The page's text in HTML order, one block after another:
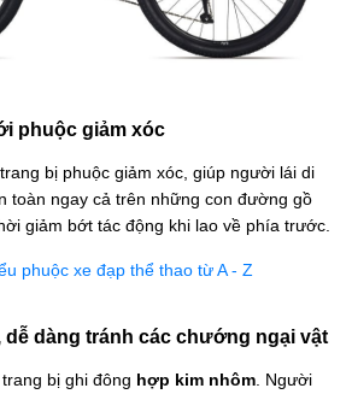
phuộc giảm xóc
bị phuộc giảm xóc, giúp người lái di
toàn ngay cả trên những con đường gồ
giảm bớt tác động khi lao về phía trước.
phuộc xe đạp thể thao từ A - Z
dễ dàng tránh các chướng ngại vật
bị ghi đông hợp kim nhôm . Người